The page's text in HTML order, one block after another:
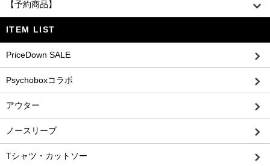
【予約商品】
ITEM LIST
PriceDown SALE
Psychoboxコラボ
アウター
ノースリーブ
Tシャツ・カットソー